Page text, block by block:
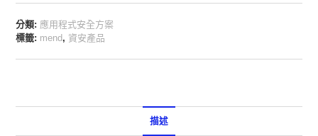
分類: 應用程式安全方案
標籤: mend ,資安產品
描述